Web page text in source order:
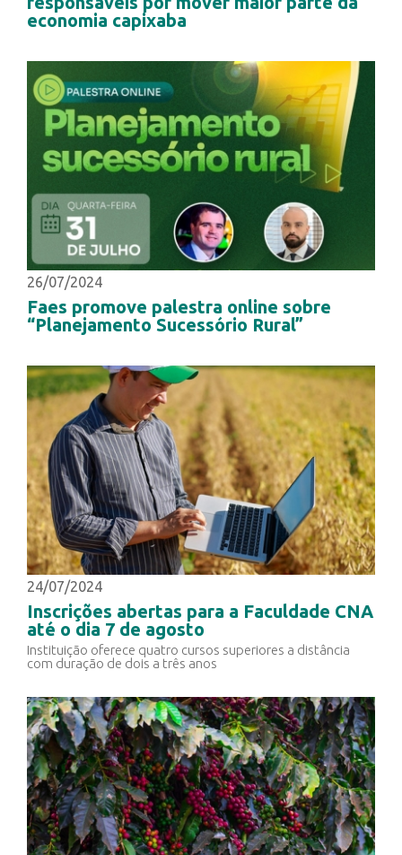
economia capixaba
26/07/2024
Faes promove palestra online sobre
“Planejamento Sucessório Rural”
24/07/2024
Inscrições abertas para a Faculdade CNA
até o dia 7 de agosto
Instituição oferece quatro cursos superiores a distância
com duração de dois a três anos